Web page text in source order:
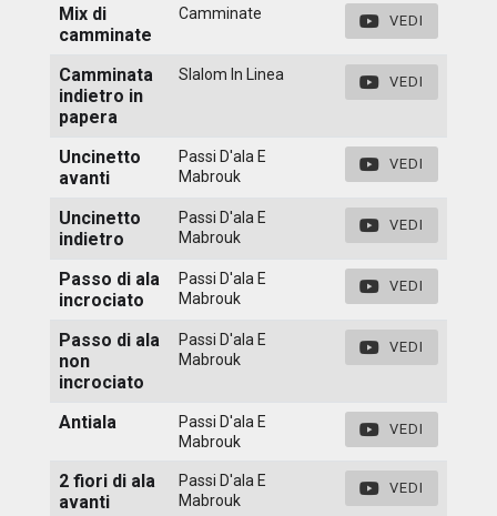
Mix di
camminate
Camminate VEDI
Camminata
indietro in
papera
Slalom In Linea VEDI
Uncinetto
avanti
Passi D'ala E
Mabrouk
VEDI
Uncinetto
indietro
Passi D'ala E
Mabrouk
VEDI
Passo di ala
incrociato
Passi D'ala E
Mabrouk
VEDI
Passo di ala
non
incrociato
Passi D'ala E
Mabrouk
VEDI
Antiala
Passi D'ala E
Mabrouk
VEDI
2 fiori di ala
avanti
Passi D'ala E
Mabrouk
VEDI